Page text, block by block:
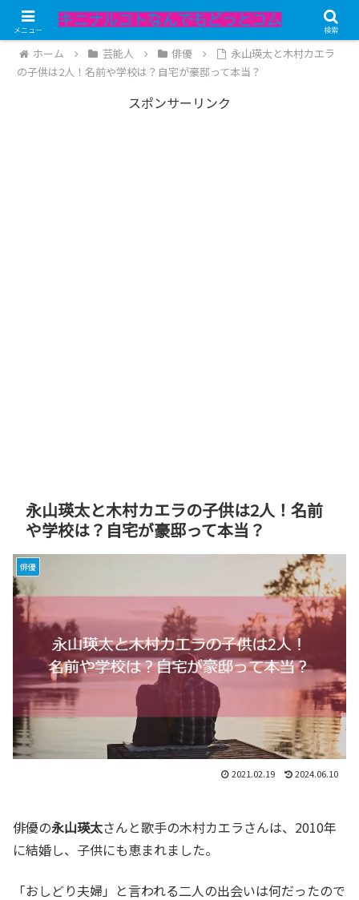
記事内にPRが含まれています。
ホーム 芸能人 俳優
永山瑛太と木村カエラ
の子供は2人！名前や学校は？自宅が豪邸って本当？
スポンサーリンク
永山瑛太と木村カエラの子供は2人！名前
や学校は？自宅が豪邸って本当？
俳優
2021.02.19 2024.06.10
俳優の永山瑛太さんと歌手の木村カエラさんは、2010年
に結婚し、子供にも恵まれました。
「おしどり夫婦」と言われる二人の出会いは何だったので
メニュー 検索